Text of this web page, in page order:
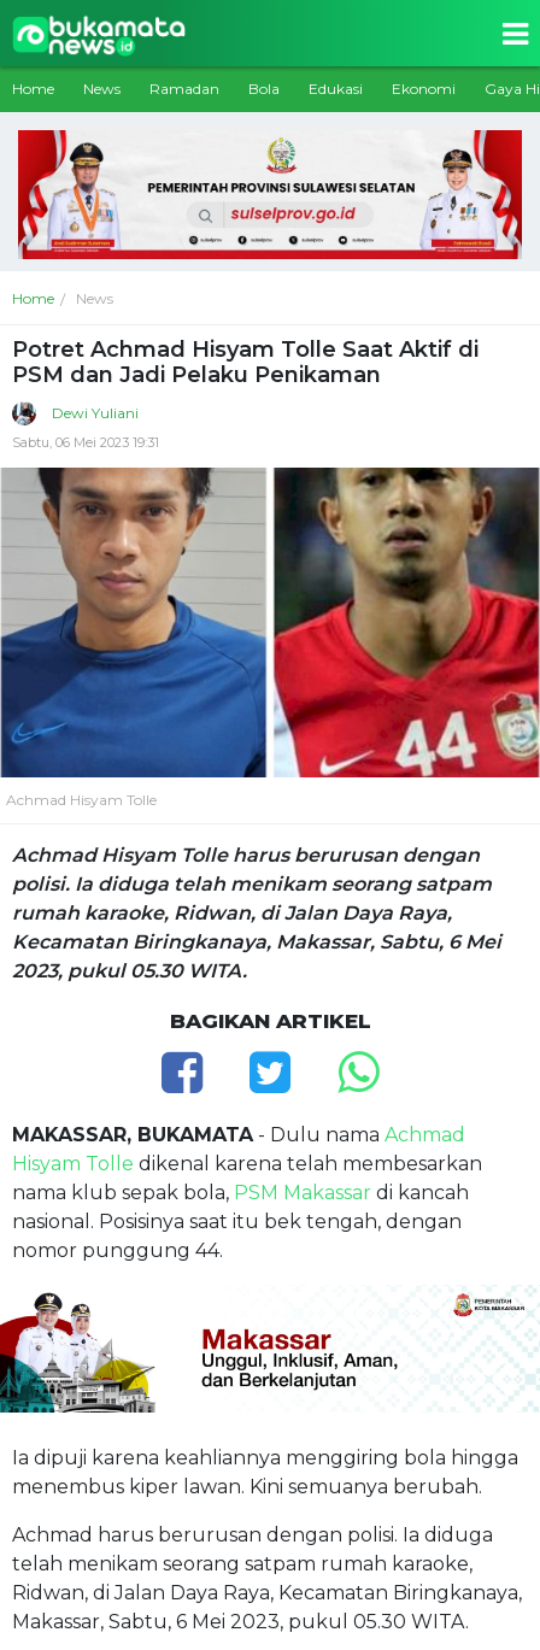
Home News Ramadan Bola Edukasi Ekonomi Gaya
Home News
Potret Achmad Hisyam Tolle Saat Aktif di
PSM dan Jadi Pelaku Penikaman
Dewi Yuliani
Sabtu, 06 Mei 2023 19:31
Achmad Hisyam Tolle
Achmad Hisyam Tolle harus berurusan dengan
polisi. Ia diduga telah menikam seorang satpam
rumah karaoke, Ridwan, di Jalan Daya Raya,
Kecamatan Biringkanaya, Makassar, Sabtu, 6 Mei
2023, pukul 05.30 WITA.
BAGIKAN ARTIKEL
MAKASSAR, BUKAMATA - Dulu nama Achmad
Hisyam Tolle dikenal karena telah membesarkan
nama klub sepak bola, PSM Makassar di kancah
nasional. Posisinya saat itu bek tengah, dengan
nomor punggung 44.
Ia dipuji karena keahliannya menggiring bola hingga
menembus kiper lawan. Kini semuanya berubah.
Achmad harus berurusan dengan polisi. Ia diduga
telah menikam seorang satpam rumah karaoke,
Ridwan, di Jalan Daya Raya, Kecamatan Biringkanaya,
Makassar, Sabtu, 6 Mei 2023, pukul 05.30 WITA.